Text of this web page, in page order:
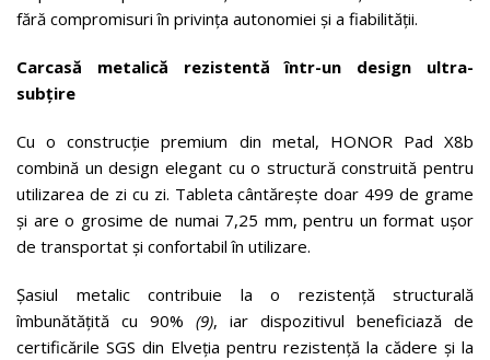
fără compromisuri în privința autonomiei și a fiabilității.
Carcasă metalică rezistentă într-un design ultra-
subțire
Cu o construcție premium din metal, HONOR Pad X8b
combină un design elegant cu o structură construită pentru
utilizarea de zi cu zi. Tableta cântărește doar 499 de grame
și are o grosime de numai 7,25 mm, pentru un format ușor
de transportat și confortabil în utilizare.
Șasiul metalic contribuie la o rezistență structurală
îmbunătățită cu 90% (9), iar dispozitivul beneficiază de
certificările SGS din Elveția pentru rezistență la cădere și la